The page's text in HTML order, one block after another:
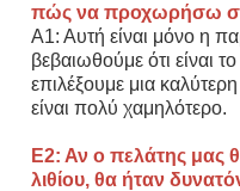
πώς να προχωρήσω
Α1: Αυτή είναι μόνο η
βεβαιωθούμε ότι είναι
επιλέξουμε μια
είναι πολύ χαμηλότερο.
Ε2: Αν ο πελάτης μας
λιθίου, θα ήταν